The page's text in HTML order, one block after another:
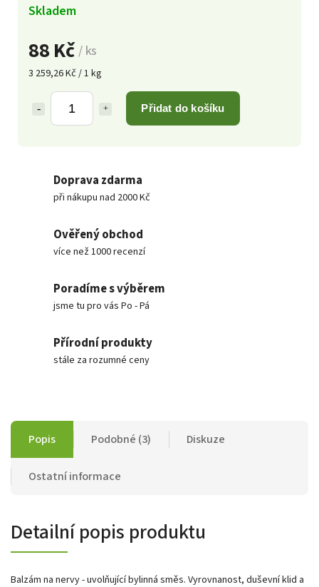
88 Kč/ ks
3 259,26 Kč / 1 kg
Přidat do košíku
Skladem
Doprava zdarma
při nákupu nad 2000 Kč
Ověřený obchod
více než 1000 recenzí
Poradíme s výběrem
jsme tu pro vás Po - Pá
Přírodní produkty
stále za rozumné ceny
Popis Podobné (3) Diskuze
Ostatní informace
Detailní popis produktu
Balzám na nervy - uvolňující bylinná směs. Vyrovnanost, duševní klid a